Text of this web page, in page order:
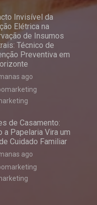
Invisível da
Elétrica na
de Insumos
Técnico de
Preventiva em
ago
de Casamento:
a Papelaria Vira um
Cuidado Familiar
ago